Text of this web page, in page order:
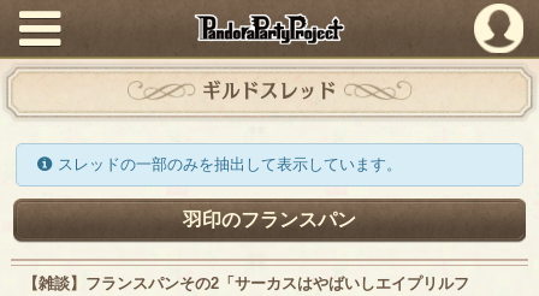
PandoraPartyProject
ギルドスレッド
スレッドの一部のみを抽出して表示しています。
羽印のフランスパン
【雑談】フランスパンその2「サーカスはやばいしエイプリルフ